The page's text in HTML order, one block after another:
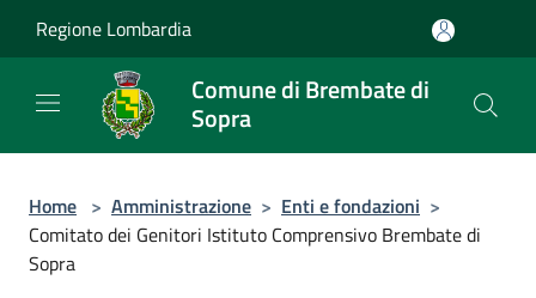
Regione Lombardia
Comune di Brembate di
Sopra
Home > Amministrazione > Enti e fondazioni >
Comitato dei Genitori Istituto Comprensivo Brembate di
Sopra